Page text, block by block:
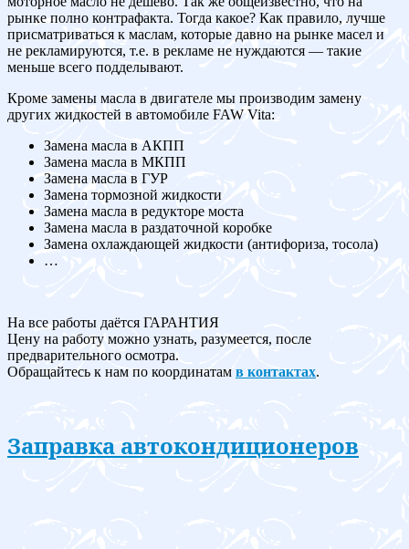
рынке полно контрафакта. Тогда какое? Как правило, лучше
присматриваться к маслам, которые давно на рынке масел и
не рекламируются, т.е. в рекламе не нуждаются — такие
меньше всего подделывают.
Кроме замены масла в двигателе мы производим замену
других жидкостей в автомобиле FAW Vita:
Замена масла в АКПП
Замена масла в МКПП
Замена масла в ГУР
Замена тормозной жидкости
Замена масла в редукторе моста
Замена масла в раздаточной коробке
Замена охлаждающей жидкости (антифориза, тосола)
…
На все работы даётся ГАРАНТИЯ
Цену на работу можно узнать, разумеется, после
предварительного осмотра.
Обращайтесь к нам по координатам в контактах.
Заправка автокондиционеров